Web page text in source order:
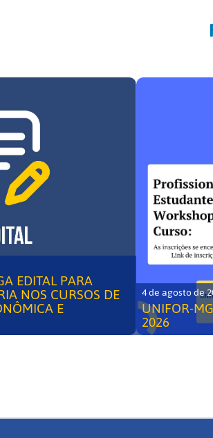
EDITAL PARA
NOS CURSOS DE
E
4 de agosto de
UNIFOR-
2026